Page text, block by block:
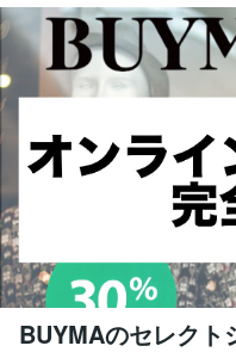
BUYMAのセレクト